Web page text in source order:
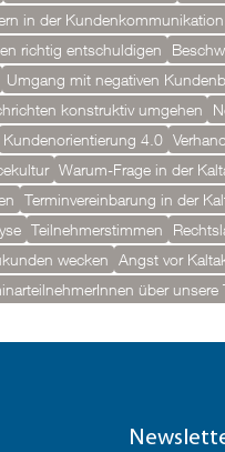
in der Kundenkommunikation
richtig entschuldigen
Umgang mit negativen
konstruktiv umgehen
Kundenorientierung 4.0
Warum-Frage in der
Terminvereinbarung in der
Teilnehmerstimmen
wecken Angst vor
über